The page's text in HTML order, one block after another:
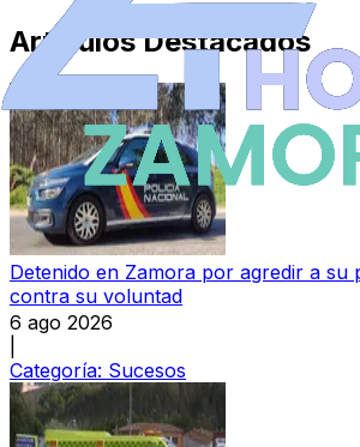
Artículos Destacados
Detenido en Zamora por agredir a su
contra su voluntad
6 ago 2026
Categoría: Sucesos